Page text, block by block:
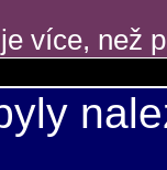
více, než